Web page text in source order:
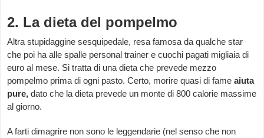
2. La dieta del pompelmo
Altra stupidaggine sesquipedale, resa famosa da qualche star
che poi ha alle spalle personal trainer e cuochi pagati migliaia di
euro al mese. Si tratta di una dieta che prevede mezzo
pompelmo prima di ogni pasto. Certo, morire quasi di fameaiuta
pure,dato che la dieta prevede un monte di 800 calorie massime
al giorno.
A farti dimagrire non sono le leggendarie (nel senso che non